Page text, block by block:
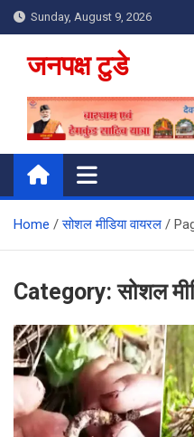
Skip
to
content
Sunday, August 9, 2026
जनपक्ष टुडे
Home सोशल मीडिया वायरल
Category:सोशल